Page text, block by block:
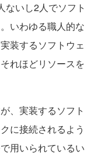
ないし2人でソフト
いわゆる職人的な
装するソフトウェ
れほどリソースを
、実装するソフト
に接続されるよう
用いられているい